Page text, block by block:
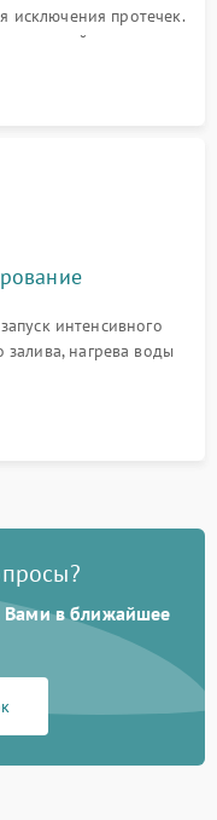
исключения протечек.
системы,
поплавка.
интенсивного
нагрева воды
посторонних шумов,
в поддоне.
Вами в ближайшее